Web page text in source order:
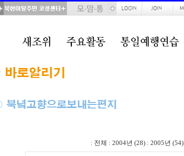
: 전체 : 2004년 (28) : 2005년 (54)